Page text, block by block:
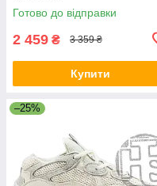
Готово до відправки
2 459 ₴ 3 359 ₴
Купити
–25%